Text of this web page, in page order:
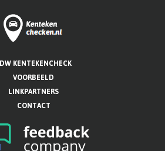
KENTEKENCHECK
VOORBEELD
LINKPARTNERS
CONTACT